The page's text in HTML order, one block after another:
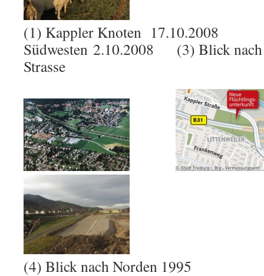
(1) Kappler Knoten 17.10.2008
Südwesten 2.10.2008 (3) Blick nach
Strasse
(4) Blick nach Norden 1995